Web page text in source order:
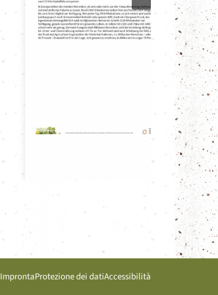
ImprontaProtezione dei datiAccessibilità